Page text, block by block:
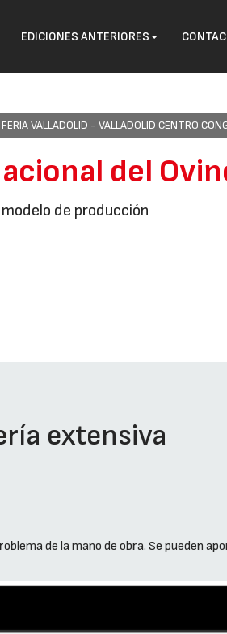
EDICIONES ANTERIORES
FERIA VALLADOLID - VALLADOLID CENTRO
del
de producción
extensiva
de la mano de obra. Se pueden